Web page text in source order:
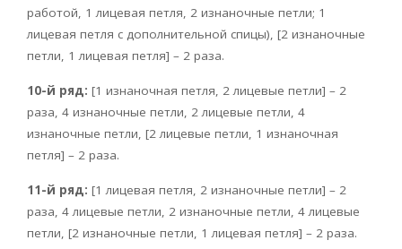
работой, 1 лицевая петля, 2 изнаночные петли; 1
лицевая петля с дополнительной спицы), [2 изнаночные
петли, 1 лицевая петля] – 2 раза.
10-й ряд: [1 изнаночная петля, 2 лицевые петли] – 2
раза, 4 изнаночные петли, 2 лицевые петли, 4
изнаночные петли, [2 лицевые петли, 1 изнаночная
петля] – 2 раза.
11-й ряд: [1 лицевая петля, 2 изнаночные петли] – 2
раза, 4 лицевые петли, 2 изнаночные петли, 4 лицевые
петли, [2 изнаночные петли, 1 лицевая петля] – 2 раза.